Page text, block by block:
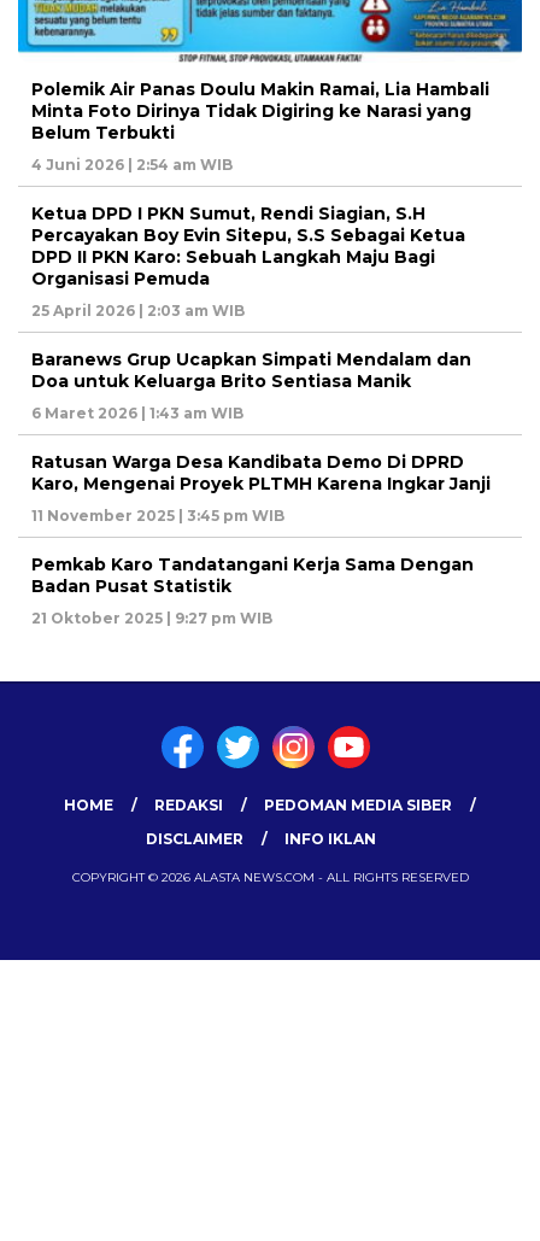
Polemik Air Panas Doulu Makin Ramai, Lia Hambali
Minta Foto Dirinya Tidak Digiring ke Narasi yang
Belum Terbukti
4 Juni 2026 | 2:54 am WIB
Ketua DPD I PKN Sumut, Rendi Siagian, S.H
Percayakan Boy Evin Sitepu, S.S Sebagai Ketua
DPD II PKN Karo: Sebuah Langkah Maju Bagi
Organisasi Pemuda
25 April 2026 | 2:03 am WIB
Baranews Grup Ucapkan Simpati Mendalam dan
Doa untuk Keluarga Brito Sentiasa Manik
6 Maret 2026 | 1:43 am WIB
Ratusan Warga Desa Kandibata Demo Di DPRD
Karo, Mengenai Proyek PLTMH Karena Ingkar Janji
11 November 2025 | 3:45 pm WIB
Pemkab Karo Tandatangani Kerja Sama Dengan
Badan Pusat Statistik
21 Oktober 2025 | 9:27 pm WIB
HOME REDAKSI
PEDOMAN MEDIA SIBER
DISCLAIMER
INFO IKLAN
COPYRIGHT © 2026 ALASTA NEWS.COM - ALL RIGHTS RESERVED